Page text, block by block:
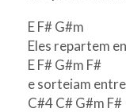
E F# G#m
Eles repartem
E F# G#m F#
e sorteiam
C#4 C# G#m F#